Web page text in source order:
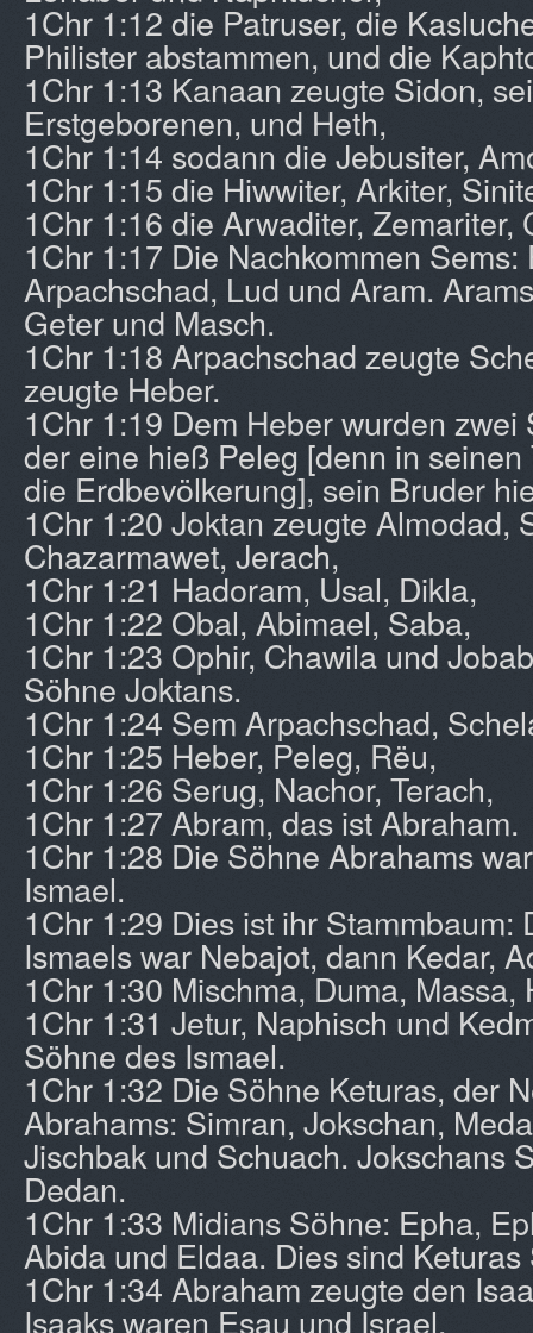
1Chr 1:12 die Patruser, die
Philister abstammen, und die
1Chr 1:13 Kanaan zeugte Sidon,
Erstgeborenen, und Heth,
1Chr 1:14 sodann die Jebusiter,
1Chr 1:15 die Hiwwiter, Arkiter,
1Chr 1:16 die Arwaditer, Zemariter,
1Chr 1:17 Die Nachkommen Sems:
Arpachschad, Lud und Aram.
Geter und Masch.
1Chr 1:18 Arpachschad zeugte
zeugte Heber.
1Chr 1:19 Dem Heber wurden
der eine hieß Peleg [denn in
die Erdbevölkerung], sein Bruder
1Chr 1:20 Joktan zeugte Almodad,
Chazarmawet, Jerach,
1Chr 1:21 Hadoram, Usal, Dikla,
1Chr 1:22 Obal, Abimael, Saba,
1Chr 1:23 Ophir, Chawila und
Söhne Joktans.
1Chr 1:24 Sem Arpachschad,
1Chr 1:25 Heber, Peleg, Rëu,
1Chr 1:26 Serug, Nachor, Terach,
1Chr 1:27 Abram, das ist Abraham.
1Chr 1:28 Die Söhne Abrahams
Ismael.
1Chr 1:29 Dies ist ihr Stammbaum:
Ismaels war Nebajot, dann Kedar,
1Chr 1:30 Mischma, Duma, Massa,
1Chr 1:31 Jetur, Naphisch und
Söhne des Ismael.
1Chr 1:32 Die Söhne Keturas, der
Abrahams: Simran, Jokschan,
Jischbak und Schuach. Jokschans
Dedan.
1Chr 1:33 Midians Söhne: Epha,
Abida und Eldaa. Dies sind Keturas
1Chr 1:34 Abraham zeugte den
Isaaks waren Esau und Israel.